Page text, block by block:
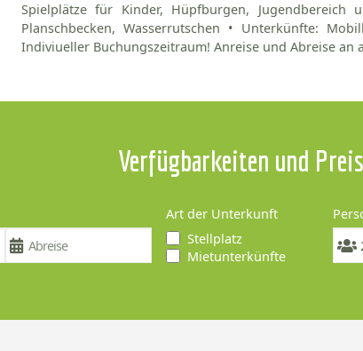
Spielplätze für Kinder, Hüpfburgen, Jugendbereich
Planschbecken, Wasserrutschen • Unterkünfte:
Indiviueller Buchungszeitraum! Anreise und Abreise an
Verfügbarkeiten und
Art der Unterkunft
Stellplatz
Mietunterkünfte